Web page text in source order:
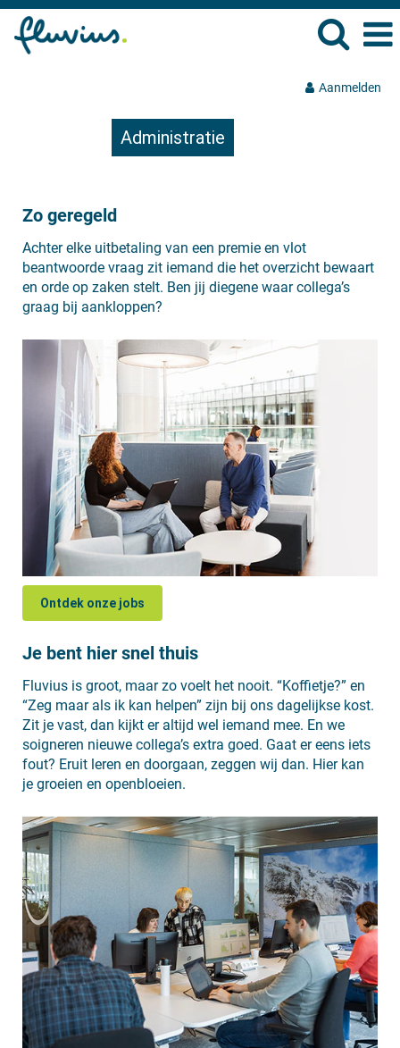
Aanmelden
Administratie
Zo geregeld
Achter elke uitbetaling van een premie en vlot
beantwoorde vraag zit iemand die het overzicht bewaart
en orde op zaken stelt. Ben jij diegene waar collega’s
graag bij aankloppen?
Ontdek onze jobs
Je bent hier snel thuis
Fluvius is groot, maar zo voelt het nooit. “Koffietje?” en
“Zeg maar als ik kan helpen” zijn bij ons dagelijkse kost.
Zit je vast, dan kijkt er altijd wel iemand mee. En we
soigneren nieuwe collega’s extra goed. Gaat er eens iets
fout? Eruit leren en doorgaan, zeggen wij dan. Hier kan
je groeien en openbloeien.